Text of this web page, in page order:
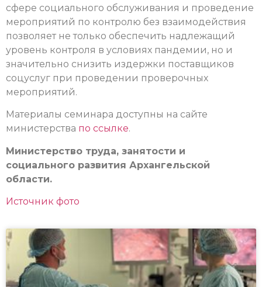
сфере социального обслуживания и проведение
мероприятий по контролю без взаимодействия
позволяет не только обеспечить надлежащий
уровень контроля в условиях пандемии, но и
значительно снизить издержки поставщиков
соцуслуг при проведении проверочных
мероприятий.
Материалы семинара доступны на сайте
министерства по ссылке.
Министерство труда, занятости и
социального развития Архангельской
области.
Источник фото